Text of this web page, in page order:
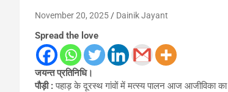
November 20, 2025 Dainik Jayant
Spread the love
जयन्त प्रतिनिधि।
पौड़ी :पहाड़ के दूरस्थ गांवों में मत्स्य पालन आज आजीविका